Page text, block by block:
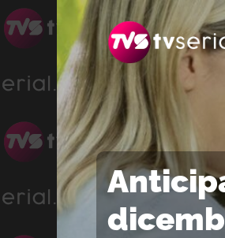
Passa
navigazione
primaria
Passa
contenuto
principale
Passa
barra
laterale
primaria